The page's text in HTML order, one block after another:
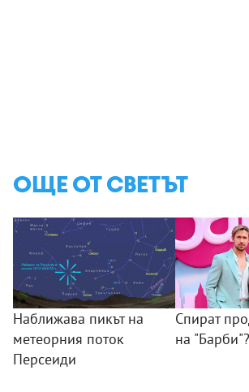
ОЩЕ ОТ СВЕТЪТ
Наближава пикът на
метеорния поток
Персеиди
Спират
на "Барби"?